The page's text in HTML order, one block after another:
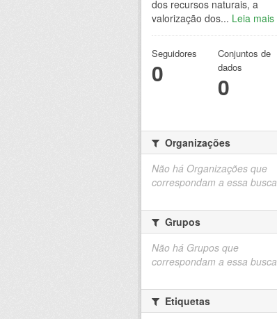
dos recursos naturais, a
valorização dos... Leia mais
Seguidores
0
Conjuntos de
dados
0
Organizações
Não há Organizações que
correspondam a essa busca
Grupos
Não há Grupos que
correspondam a essa busca
Etiquetas